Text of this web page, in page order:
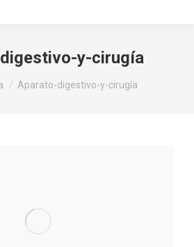
y-cirugía
Aparato-digestivo-y-cirugía